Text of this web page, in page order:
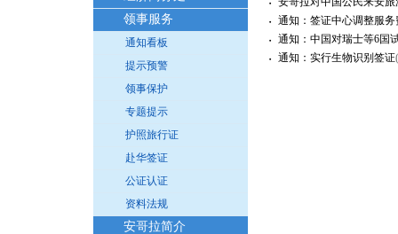
领事服务
通知看板
提示预警
领事保护
专题提示
护照旅行证
赴华签证
公证认证
资料法规
安哥拉简介
・
・ 通知：签证中心调整服务
・ 通知：中国对瑞士等6国
・ 通知：实行生物识别签证